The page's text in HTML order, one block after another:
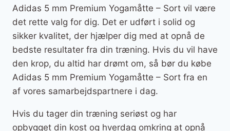
Adidas 5 mm Premium Yogamåtte – Sort vil være
det rette valg for dig. Det er udført i solid og
sikker kvalitet, der hjælper dig med at opnå de
bedste resultater fra din træning. Hvis du vil have
den krop, du altid har drømt om, så bør du købe
Adidas 5 mm Premium Yogamåtte – Sort fra en
af vores samarbejdspartnere i dag.
Hvis du tager din træning seriøst og har
opbygget din kost og hverdag omkring at opnå